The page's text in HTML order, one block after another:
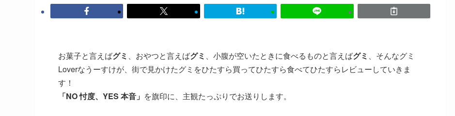
お菓子と言えばグミ 、おやつと言えばグミ 、小腹が空いたときに食べるものと言えばグミ 、そんなグミ
Loverなうーすけが、街で見かけたグミをひたすら買ってひたすら食べてひたすらレビューしていきま
す！
「NO 忖度、YES 本音」 を旗印に、主観たっぷりでお送りします。